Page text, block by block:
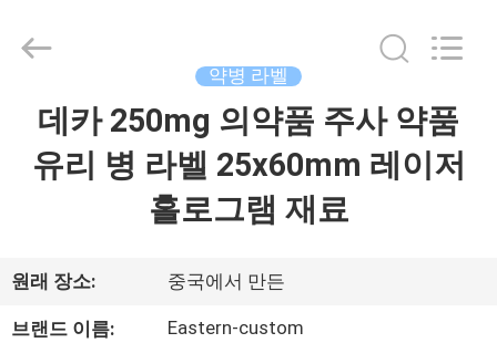
우
2017
Industry
Reserved.
약병 라벨
데카 250mg 의약품 주사 약품
유리 병 라벨 25x60mm 레이저
홀로그램 재료
원래 장소: 중국에서 만든
브랜드 이름: Eastern-custom